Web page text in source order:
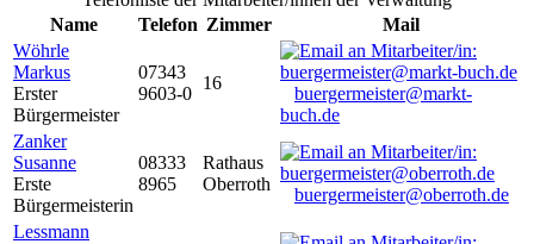
Name
Telefon Zimmer
Mail
Wöhrle
Markus
Erster
Bürgermeister
07343
9603-0
16
buergermeister@markt-
buch.de
Zanker
Susanne
Erste
Bürgermeisterin
08333
8965
Rathaus
Oberroth
buergermeister@oberroth.de
Lessmann